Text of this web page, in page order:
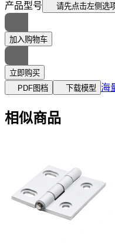
产品型号 请先点击左侧选
加入购物车
立即购买
PDF图档
下载模型 海
相似商品